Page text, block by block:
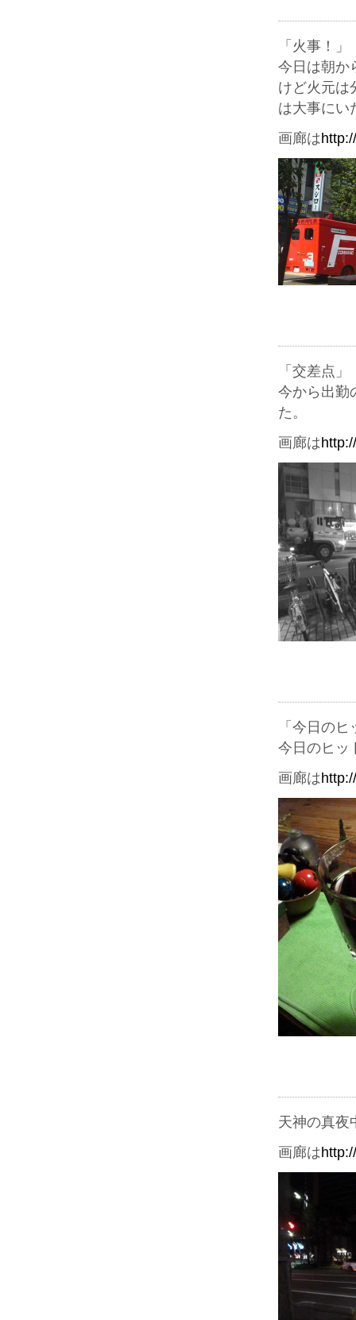
「火事！」
今日は朝か
けど火元は
は大事にい
画廊は
「交差点」
今から出勤
た。
画廊は
「今日の
今日のヒッ
画廊は
天神の真夜
画廊は